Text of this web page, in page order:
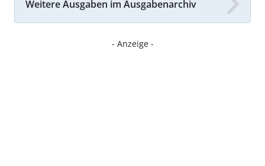
Weitere Ausgaben im Ausgabenarchiv
- Anzeige -